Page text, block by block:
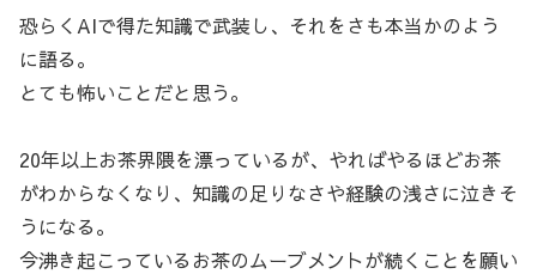
恐らくAIで得た知識で武装し、それをさも本当かのよう
に語る。
とても怖いことだと思う。
20年以上お茶界隈を漂っているが、やればやるほどお茶
がわからなくなり、知識の足りなさや経験の浅さに泣きそ
うになる。
今沸き起こっているお茶のムーブメントが続くことを願い